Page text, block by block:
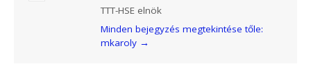
TTT-HSE elnök
Minden bejegyzés megtekintése tőle:
mkaroly →